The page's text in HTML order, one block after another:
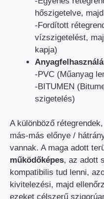
hőszigetelve,
-Fordított
vízszigetelést,
kapja)
-PVC (Műanyag
-BITUMEN
szigetelés)
A különböző
más-más előnye /
vannak. A maga adott
működőképes, az adott
kompatibilis tud lenni,
kivitelezési, majd
ezeket célszerű